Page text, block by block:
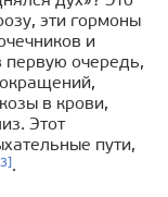
эти гормоны
и
первую очередь,
в крови,
Этот
пути,
[3] .